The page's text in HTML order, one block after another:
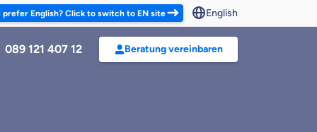
English? Click to switch to EN site English
089 121 407 12 Beratung vereinbaren